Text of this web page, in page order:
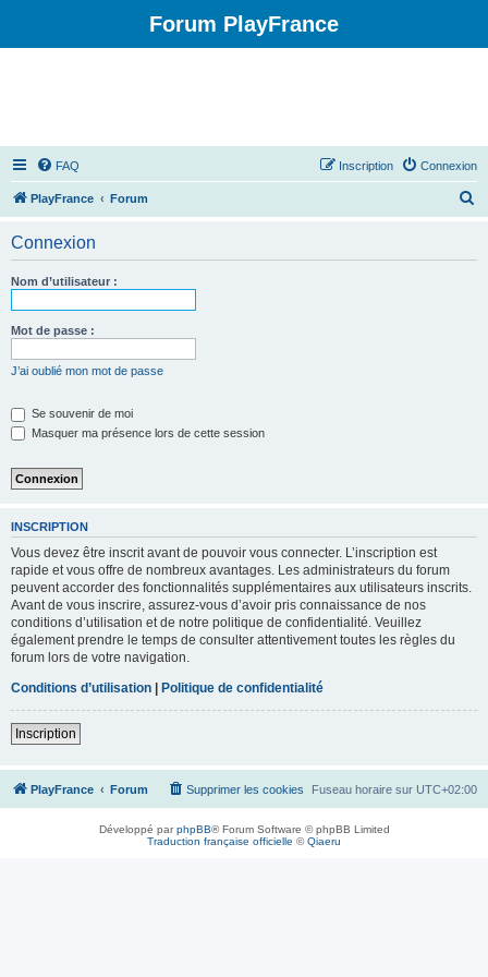
Forum PlayFrance
FAQ Connexion
Inscription
PlayFrance Forum
Connexion
Nom d’utilisateur :
Mot de passe :
J’ai oublié mon mot de passe
Se souvenir de moi
Masquer ma présence lors de cette session
INSCRIPTION
Vous devez être inscrit avant de pouvoir vous connecter. L’inscription est
rapide et vous offre de nombreux avantages. Les administrateurs du forum
peuvent accorder des fonctionnalités supplémentaires aux utilisateurs inscrits.
Avant de vous inscrire, assurez-vous d’avoir pris connaissance de nos
conditions d’utilisation et de notre politique de confidentialité. Veuillez
également prendre le temps de consulter attentivement toutes les règles du
forum lors de votre navigation.
Conditions d’utilisation | Politique de confidentialité
Inscription
PlayFrance Forum Fuseau horaire sur UTC+02:00
Supprimer les cookies
Développé parphpBB® Forum Software © phpBB Limited
Traduction française officielle ©Qiaeru